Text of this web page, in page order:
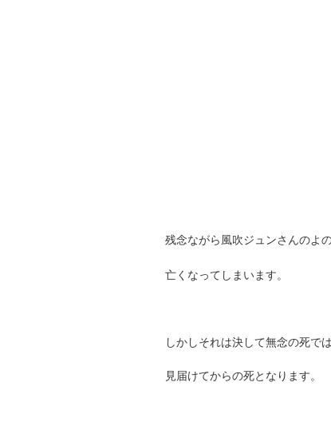
残念ながら風吹ジュンさんのよの
亡くなってしまいます。
しかしそれは決して無念の死で
見届けてからの死となります。